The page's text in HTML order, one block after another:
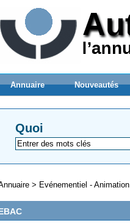
Annuaire Nouveautés
Quoi
> Evénementiel - Animation